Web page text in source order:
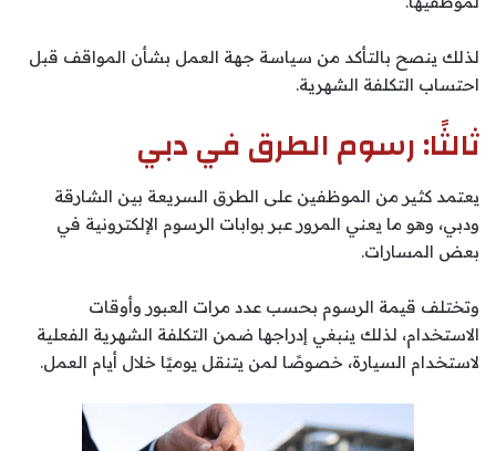
لذلك ينصح بالتأكد من سياسة جهة العمل بشأن المواقف قبل
احتساب التكلفة الشهرية.
ثالثًا: رسوم الطرق في دبي
يعتمد كثير من الموظفين على الطرق السريعة بين الشارقة
ودبي، وهو ما يعني المرور عبر بوابات الرسوم الإلكترونية في
بعض المسارات.
وتختلف قيمة الرسوم بحسب عدد مرات العبور وأوقات
الاستخدام، لذلك ينبغي إدراجها ضمن التكلفة الشهرية الفعلية
لاستخدام السيارة، خصوصًا لمن يتنقل يوميًا خلال أيام العمل.